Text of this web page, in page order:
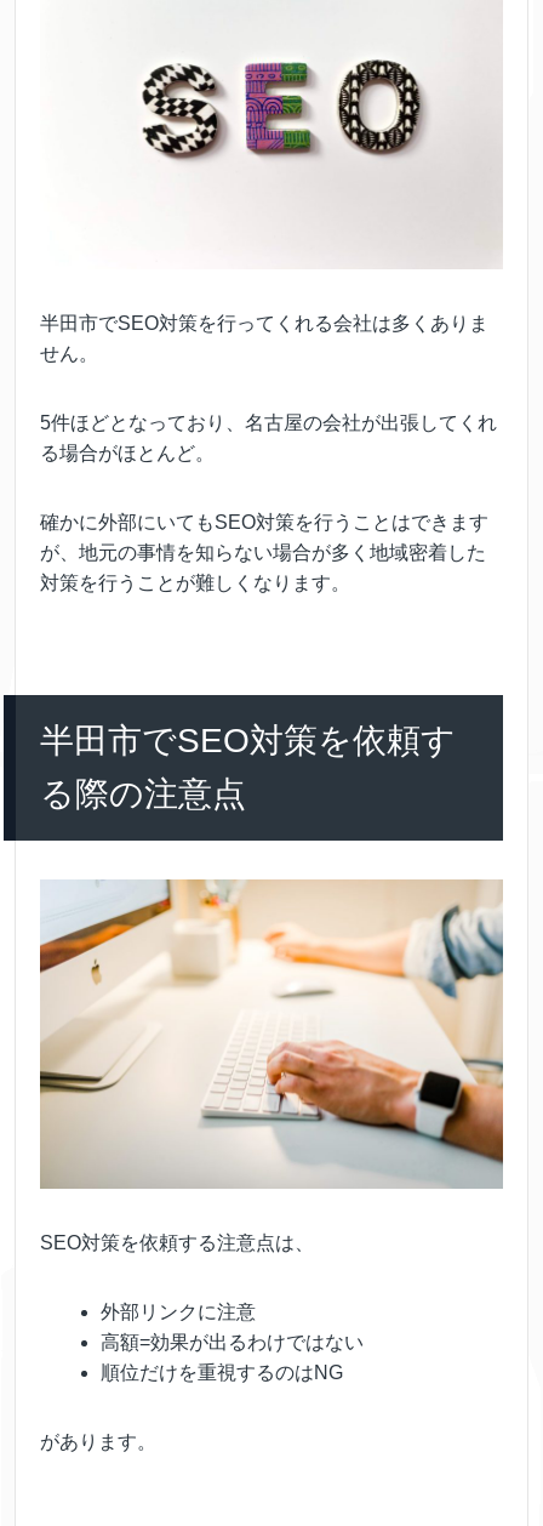
半田市でSEO対策を行ってくれる会社は多くありま
せん。
5件ほどとなっており、名古屋の会社が出張してくれ
る場合がほとんど。
確かに外部にいてもSEO対策を行うことはできます
が、地元の事情を知らない場合が多く地域密着した
対策を行うことが難しくなります。
半田市でSEO対策を依頼す
る際の注意点
SEO対策を依頼する注意点は、
外部リンクに注意
高額=効果が出るわけではない
順位だけを重視するのはNG
があります。